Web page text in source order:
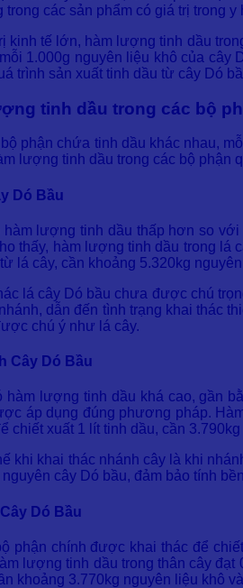
các sản phẩm có giá trị trong y
kinh tế lớn, hàm lượng tinh dầu
1.000g nguyên liệu khô của
trình sản xuất tinh dầu từ cây Dó
tinh dầu trong các bộ
phận chứa tinh dầu khác nhau,
lượng tinh dầu trong các bộ phận
Dó Bầu
hàm lượng tinh dầu thấp hơn so
thấy, hàm lượng tinh dầu trong
lá cây, cần khoảng 5.320kg
lá cây Dó bầu chưa được chú
dẫn đến tình trạng khai thác
chú ý như lá cây.
Cây Dó Bầu
hàm lượng tinh dầu khá cao, gần
áp dụng đúng phương pháp.
chiết xuất 1 lít tinh dầu, cần
khi khai thác nhánh cây là khi
cây Dó bầu, đảm bảo tính
Dó Bầu
phận chính được khai thác để
lượng tinh dầu trong thân cây
khoảng 3.770kg nguyên liệu khô